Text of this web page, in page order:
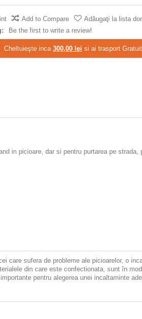
Add to Compare
Adăugaţi la lista
Be the first to write a review!
Cheltuieşte inca 300,00 lei si ai trasport
in picioare, dar si pentru purtarea pe
care sufera de probleme ale picioarelor, o
din care este confectionata, sunt în
pentru alegerea unei incaltaminte